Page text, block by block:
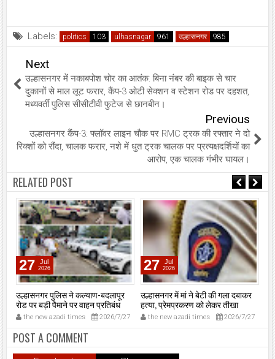
Labels: politics ulhasnagar उल्हासनगर
Next
उल्हासनगर में नकाबपोश चोर का आतंक: बिना नंबर की बाइक से चार
दुकानों से माल लूट फरार, कैंप-3 ओटी सेक्शन व स्टेशन रोड पर दहशत,
मध्यवर्ती पुलिस सीसीटीवी फुटेज से छानबीन।
Previous
उल्हासनगर कैंप-3: फ्लॉवर लाइन चौक पर RMC ट्रक की रफ्तार ने दो
रिक्शों को रौंदा, चालक फरार, नशे में धुत ट्रक चालक पर प्रत्यक्षदर्शियों का
आरोप, एक चालक गंभीर घायल।
RELATED POST
27 Jul
2026
उल्हासनगर पुलिस ने कल्याण-बदलापूर
रोड पर बड़ी पैमाने पर वाहन प्रतिबंध
अभियान चलाया।
the new azadi times 2026/7/27
27 Jul
2026
उल्हासनगर में मां ने बेटी की गला दबाकर
हत्या, प्रेमप्रकरण को लेकर तीखा
विवाद।
the new azadi times 2026/7/27
POST A COMMENT